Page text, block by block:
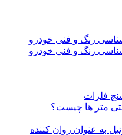
رنگ و فنی خودرو
رنگ و فنی خودرو
فلزات
به عنوان روان کننده